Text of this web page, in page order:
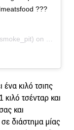
???
on
κιλό τσιπς
κιλό τσένταρ και
και
διάστημα μίας